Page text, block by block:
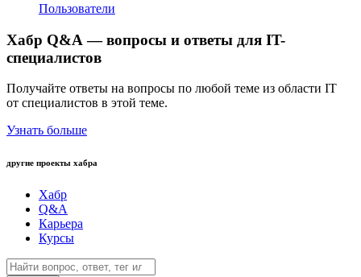
Пользователи
Хабр Q&A — вопросы и ответы для IT-
специалистов
Получайте ответы на вопросы по любой теме из области IT
от специалистов в этой теме.
Узнать больше
другие проекты хабра
Хабр
Q&A
Карьера
Курсы